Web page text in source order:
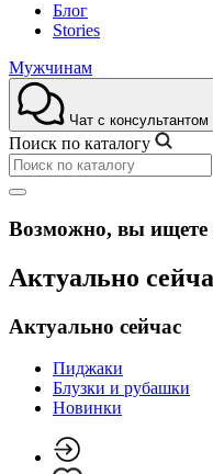
Блог
Stories
Мужчинам
Чат с консультантом
Поиск по каталогу
Возможно, вы ищете
Актуально
Актуально сейчас
Пиджаки
Блузки и рубашки
Новинки